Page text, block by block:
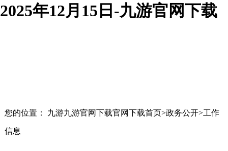
2025年12月15日-九游官网下载
您的位置： 九游九游官网下载官网下载首页>政务公开>工作
信息